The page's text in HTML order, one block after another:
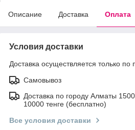
Описание Доставка Оплата
Условия доставки
Доставка осуществляется только по
Самовывоз
Доставка по городу Алматы
10000 тенге (бесплатно)
Все условия доставки